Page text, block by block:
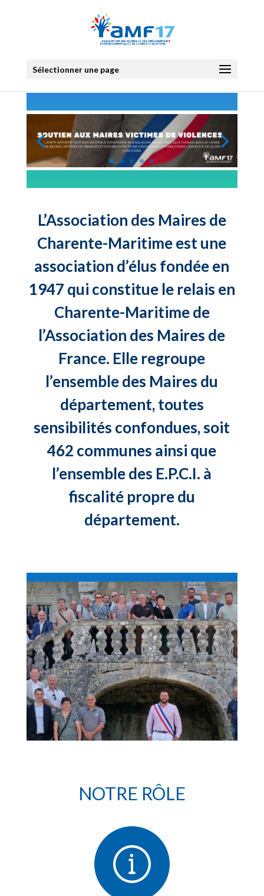
Sélectionner une page
L’Association des Maires de
Charente-Maritime est une
association d’élus fondée en
1947 qui constitue le relais en
Charente-Maritime de
l’Association des Maires de
France. Elle regroupe
l’ensemble des Maires du
département, toutes
sensibilités confondues, soit
462 communes ainsi que
l’ensemble des E.P.C.I. à
fiscalité propre du
département.
NOTRE RÔLE